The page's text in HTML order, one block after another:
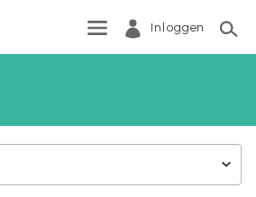
Inloggen